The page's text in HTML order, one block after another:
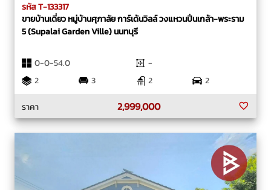
รหัส T-133317
ขายบ้านเดี่ยว หมู่บ้านศุภาลัย การ์เด้นวิลล์ วงแหวนปิ่นเกล้า-พระราม
5 (Supalai Garden Ville) นนทบุรี
0-0-54.0
-
2
3 2
2
ราคา
2,999,000